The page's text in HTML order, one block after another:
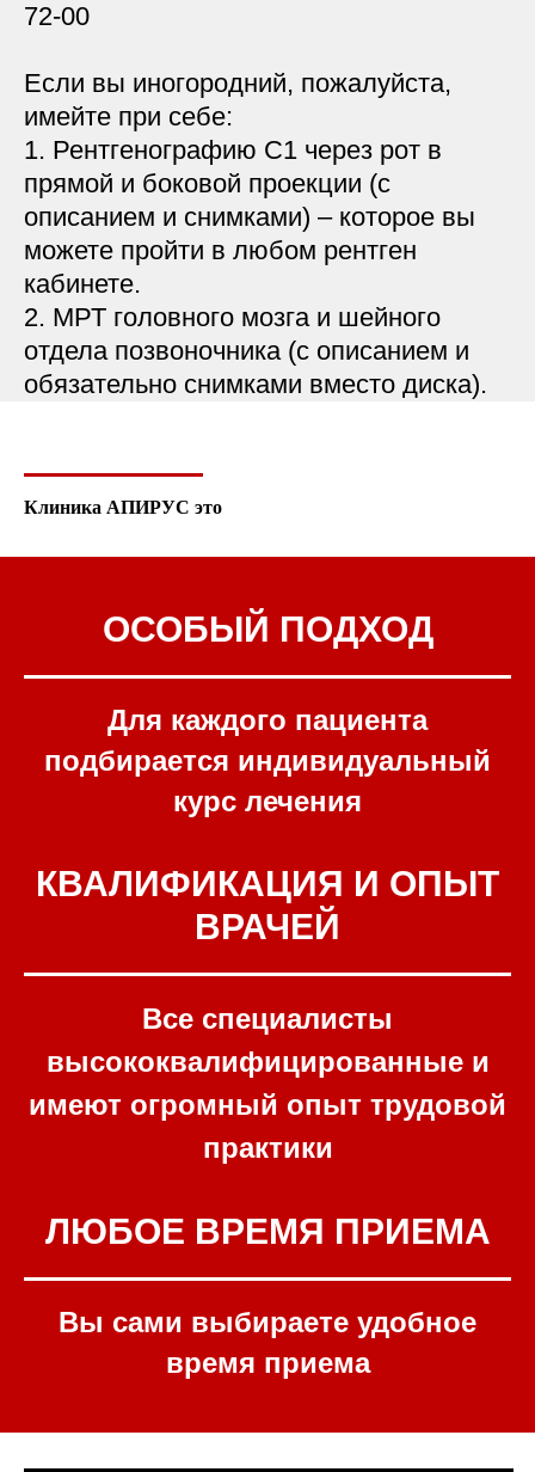
72-00
Если вы иногородний, пожалуйста,
имейте при себе:
1. Рентгенографию С1 через рот в
прямой и боковой проекции (с
описанием и снимками) – которое вы
можете пройти в любом рентген
кабинете.
2. МРТ головного мозга и шейного
отдела позвоночника (с описанием и
обязательно снимками вместо диска).
Клиника АПИРУС это
ОСОБЫЙ ПОДХОД
Для каждого пациента
подбирается индивидуальный
курс лечения
КВАЛИФИКАЦИЯ И ОПЫТ
ВРАЧЕЙ
Все специалисты
высококвалифицированные и
имеют огромный опыт трудовой
практики
ЛЮБОЕ ВРЕМЯ ПРИЕМА
Вы сами выбираете удобное
время приема